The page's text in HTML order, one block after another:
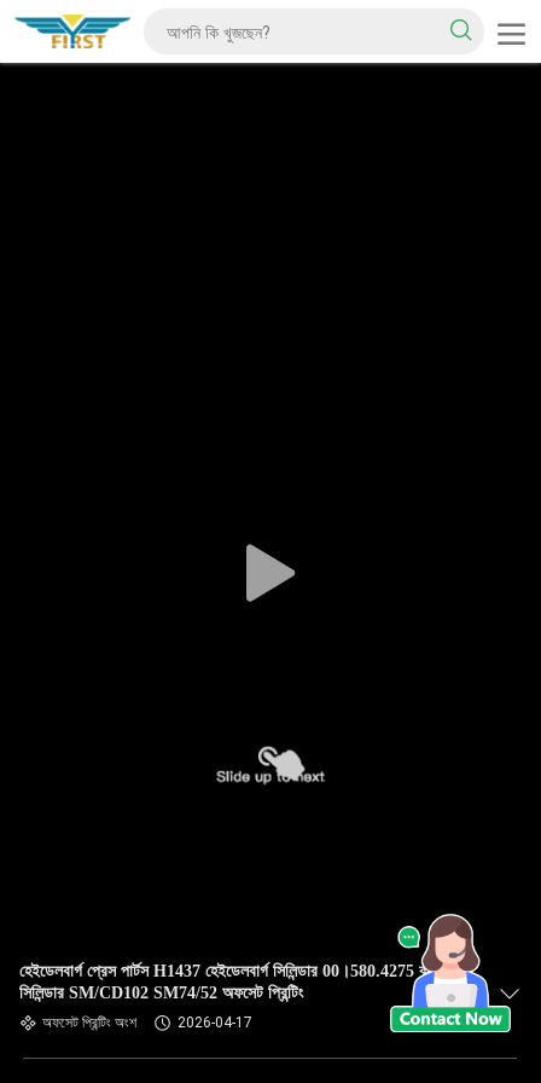
হেইডেলবার্গ প্রেস পার্টস H1437 হেইডেলবার্গ সিলিন্ডার 00।580.4275 কালি
সিলিন্ডার SM/CD102 SM74/52 অফসেট প্রিন্টিং
অফসেট প্রিন্টিং অংশ 2026-04-17